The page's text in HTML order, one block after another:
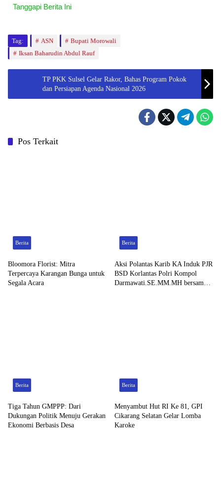
Tanggapi Berita Ini
Tag: ASN
Bupati Morowali
Iksan Baharudin Abdul Rauf
TP PKK Sulsel Gelar Rakor, Bahas Program Pokok
dan Persiapan Agenda Nasional 2026
Pos Terkait
Berita
Bloomora Florist: Mitra
Terpercaya Karangan Bunga untuk
Segala Acara
Berita
Aksi Polantas Karib KA Induk PJR
BSD Korlantas Polri Kompol
Darmawati.SE.MM.MH bersama
Berita
Tiga Tahun GMPPP: Dari
Dukungan Politik Menuju Gerakan
Ekonomi Berbasis Desa
Berita
Menyambut Hut RI Ke 81, GPI
Cikarang Selatan Gelar Lomba
Karoke